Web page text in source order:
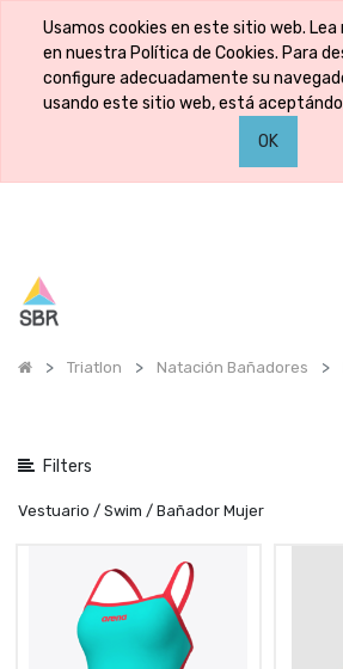
Usamos cookies en este sitio web. Lea
en nuestra Política de Cookies. Para
configure adecuadamente su
usando este sitio web, está
OK
Triatlon Natación Bañadores
Filters
Mostrar
categorías
Vestuario / Swim / Bañador Mujer